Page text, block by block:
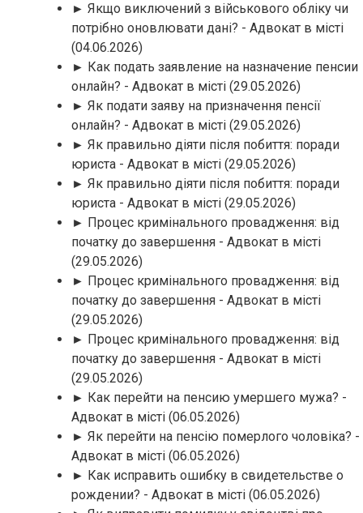
► Якщо виключений з військового обліку чи
потрібно оновлювати дані? - Адвокат в місті
(04.06.2026)
► Как подать заявление на назначение пенсии
онлайн? - Адвокат в місті (29.05.2026)
► Як подати заяву на призначення пенсії
онлайн? - Адвокат в місті (29.05.2026)
► Як правильно діяти після побиття: поради
юриста - Адвокат в місті (29.05.2026)
► Як правильно діяти після побиття: поради
юриста - Адвокат в місті (29.05.2026)
► Процес кримінального провадження: від
початку до завершення - Адвокат в місті
(29.05.2026)
► Процес кримінального провадження: від
початку до завершення - Адвокат в місті
(29.05.2026)
► Процес кримінального провадження: від
початку до завершення - Адвокат в місті
(29.05.2026)
► Как перейти на пенсию умершего мужа? -
Адвокат в місті (06.05.2026)
► Як перейти на пенсію померлого чоловіка? -
Адвокат в місті (06.05.2026)
► Как исправить ошибку в свидетельстве о
рождении? - Адвокат в місті (06.05.2026)